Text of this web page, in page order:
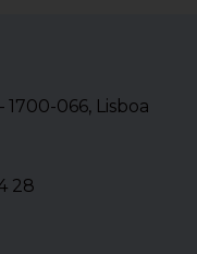
1700-066, Lisboa
28